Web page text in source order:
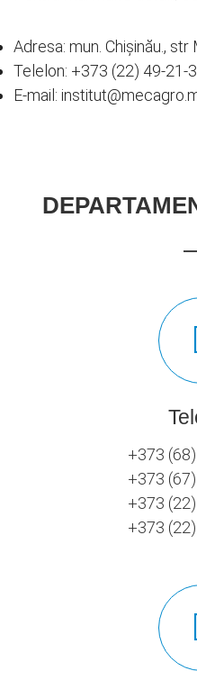
Adresa: mun. Chișinău., str
Telelon: +373 (22) 49-21-
E-mail:
+373
+373
+373
+373